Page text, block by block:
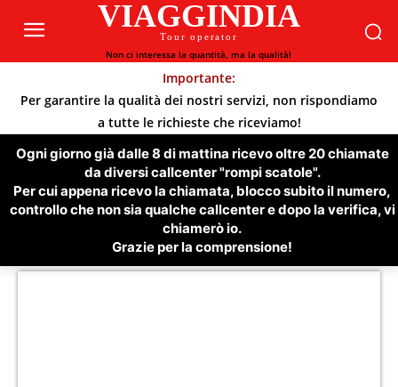
VIAGGINDIA
Tour operator
Non ci interessa la quantità, ma la qualità!
Importante:
Per garantire la qualità dei nostri servizi, non rispondiamo
a tutte le richieste che riceviamo!
Ogni giorno già dalle 8 di mattina ricevo oltre 20 chiamate
da diversi callcenter "rompi scatole".
Per cui appena ricevo la chiamata, blocco subito il numero,
controllo che non sia qualche callcenter e dopo la verifica, vi
chiamerò io.
Grazie per la comprensione!